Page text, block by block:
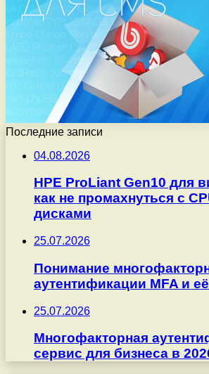
Последние записи
04.08.2026
HPE ProLiant Gen10 для
как не промахнуться с
дисками
25.07.2026
Понимание
аутентификации MFA и
25.07.2026
Многофакторная
сервис для бизнеса в